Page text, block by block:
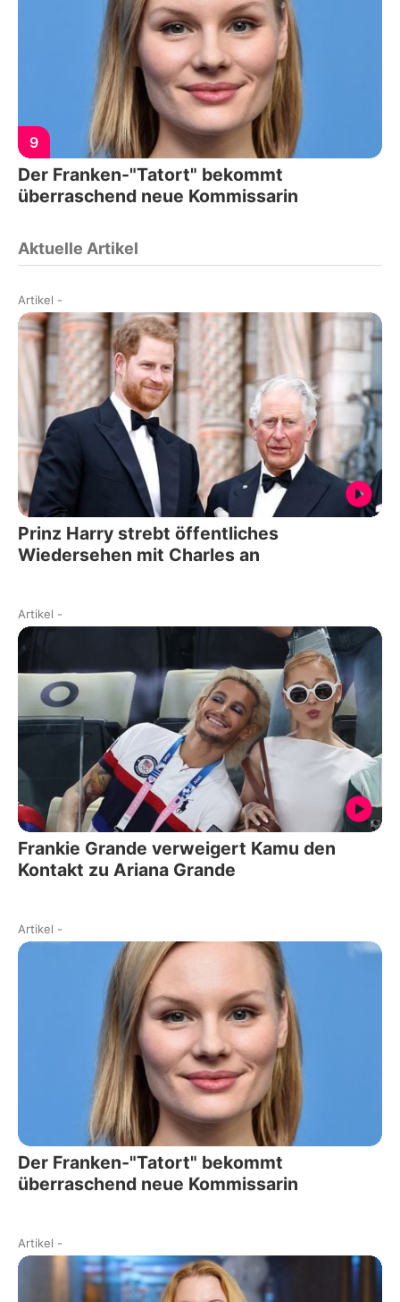
9
Der Franken-"Tatort" bekommt
überraschend neue Kommissarin
Aktuelle Artikel
Artikel -
Prinz Harry strebt öffentliches
Wiedersehen mit Charles an
Artikel -
Frankie Grande verweigert Kamu den
Kontakt zu Ariana Grande
Artikel -
Der Franken-"Tatort" bekommt
überraschend neue Kommissarin
Artikel -